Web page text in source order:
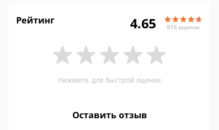
Рейтинг 4.65 916 оценок
Нажмите, для быстрой оценки
Оставить отзыв